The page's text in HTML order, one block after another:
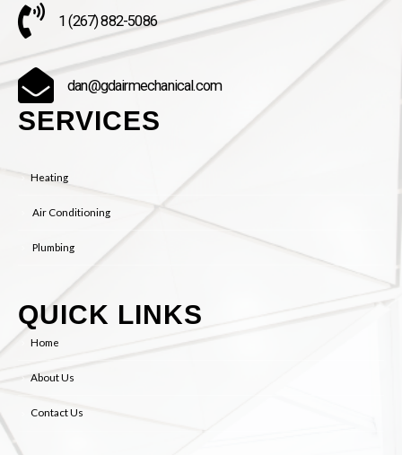
1 (267) 882-5086
dan@gdairmechanical.com
SERVICES
Heating
Air Conditioning
Plumbing
QUICK LINKS
Home
About Us
Contact Us